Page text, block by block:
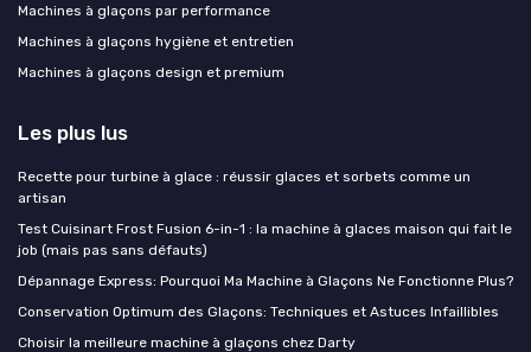
Machines à glaçons par performance
Machines à glaçons hygiène et entretien
Machines à glaçons design et premium
Les plus lus
Recette pour turbine à glace : réussir glaces et sorbets comme un
artisan
Test Cuisinart Frost Fusion 6-in-1 : la machine à glaces maison qui fait le
job (mais pas sans défauts)
Dépannage Express: Pourquoi Ma Machine à Glaçons Ne Fonctionne Plus?
Conservation Optimum des Glaçons: Techniques et Astuces Infaillibles
Choisir la meilleure machine à glaçons chez Darty